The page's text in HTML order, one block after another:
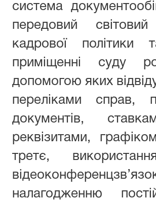
система
передовий
кадрової політики
приміщенні суду
допомогою яких
переліками справ,
документів,
реквізитами,
третє,
налагодженню